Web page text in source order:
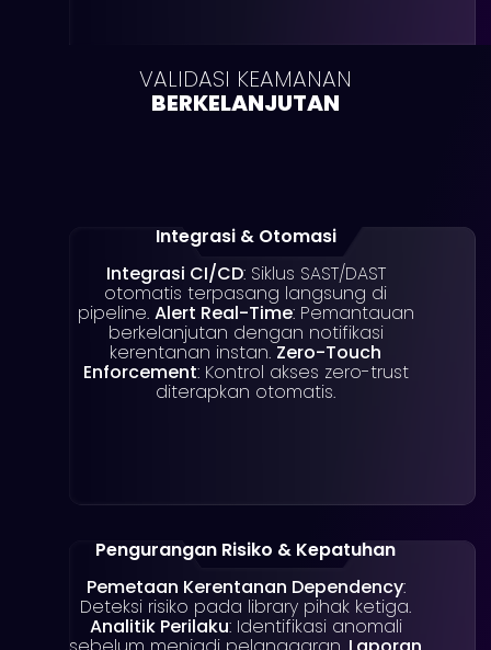
VALIDASI KEAMANAN
BERKELANJUTAN
Integrasi & Otomasi
Integrasi CI/CD: Siklus SAST/DAST
otomatis terpasang langsung di
pipeline. Alert Real-Time: Pemantauan
berkelanjutan dengan notifikasi
kerentanan instan. Zero-Touch
Enforcement: Kontrol akses zero-trust
diterapkan otomatis.
Pengurangan Risiko & Kepatuhan
Pemetaan Kerentanan Dependency:
Deteksi risiko pada library pihak ketiga.
Analitik Perilaku: Identifikasi anomali